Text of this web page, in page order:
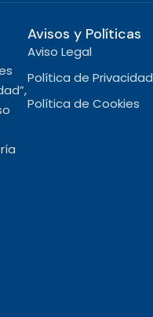
Avisos y Políticas
Aviso Legal
Política de Privacidad
Política de Cookies